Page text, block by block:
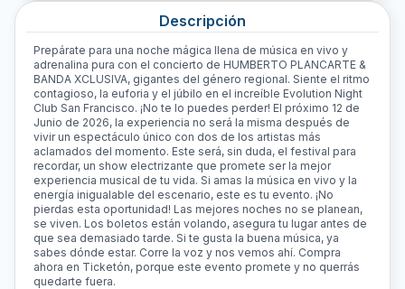
Descripción
Prepárate para una noche mágica llena de música en vivo y
adrenalina pura con el concierto de HUMBERTO PLANCARTE &
BANDA XCLUSIVA, gigantes del género regional. Siente el ritmo
contagioso, la euforia y el júbilo en el increíble Evolution Night
Club San Francisco. ¡No te lo puedes perder! El próximo 12 de
Junio de 2026, la experiencia no será la misma después de
vivir un espectáculo único con dos de los artistas más
aclamados del momento. Este será, sin duda, el festival para
recordar, un show electrizante que promete ser la mejor
experiencia musical de tu vida. Si amas la música en vivo y la
energía inigualable del escenario, este es tu evento. ¡No
pierdas esta oportunidad! Las mejores noches no se planean,
se viven. Los boletos están volando, asegura tu lugar antes de
que sea demasiado tarde. Si te gusta la buena música, ya
sabes dónde estar. Corre la voz y nos vemos ahí. Compra
ahora en Ticketón, porque este evento promete y no querrás
quedarte fuera.